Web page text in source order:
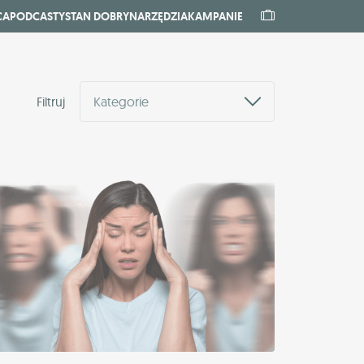
PODCASTYSTAN DOBRYNARZĘDZIAKAMPANIE
Filtruj Kategorie